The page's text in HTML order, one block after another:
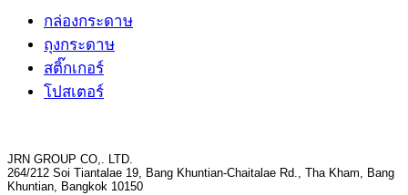
กล่องกระดาษ
ถุงกระดาษ
สติ๊กเกอร์
โปสเตอร์
JRN GROUP CO,. LTD.
264/212 Soi Tiantalae 19, Bang Khuntian-Chaitalae Rd., Tha Kham, Bang
Khuntian, Bangkok 10150